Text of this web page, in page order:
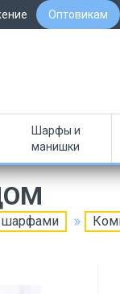
Оптовикам
Шарфы и
манишки
шарфами